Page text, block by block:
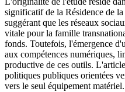
significatif de la Résidence de
suggérant que les réseaux
vitale pour la famille
fonds. Toutefois, l'émergence
aux compétences numériques,
productive de ces outils.
politiques publiques orientées
vers le seul équipement matériel.